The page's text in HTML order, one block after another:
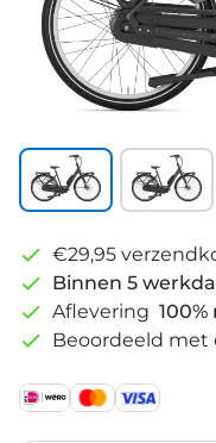
€29,95
Binnen 5
Aflevering
Beoordeeld met